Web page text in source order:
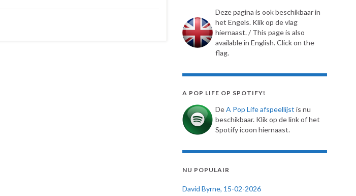
Deze pagina is ook beschikbaar in
het Engels. Klik op de vlag
hiernaast. / This page is also
available in English. Click on the
flag.
A POP LIFE OP SPOTIFY!
DeA Pop Life afspeellijst is nu
beschikbaar. Klik op de link of het
Spotify icoon hiernaast.
NU POPULAIR
David Byrne, 15-02-2026